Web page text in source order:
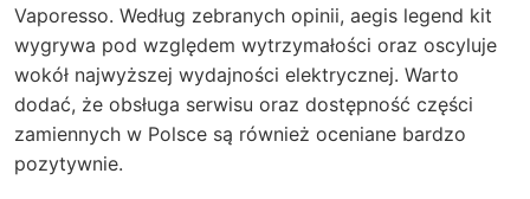
Vaporesso. Według zebranych opinii, aegis legend kit
wygrywa pod względem wytrzymałości oraz oscyluje
wokół najwyższej wydajności elektrycznej. Warto
dodać, że obsługa serwisu oraz dostępność części
zamiennych w Polsce są również oceniane bardzo
pozytywnie.